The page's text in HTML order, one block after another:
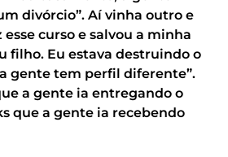
divórcio”. Aí vinha outro e
esse curso e salvou a minha
filho. Eu estava destruindo o
gente tem perfil diferente”.
a gente ia entregando o
que a gente ia recebendo